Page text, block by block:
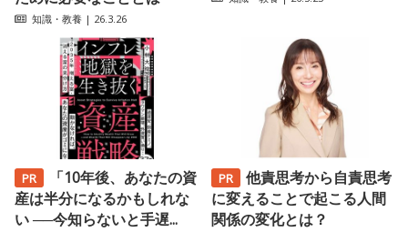
知識・教養 | 26.3.26
「10年後、あなたの資
産は半分になるかもしれな
い ──今知らないと手遅...
他責思考から自責思考
に変えることで起こる人間
関係の変化とは？